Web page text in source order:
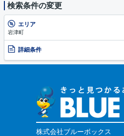
検索条件の変更
エリア
岩津町
詳細条件
株式会社ブルーボックス